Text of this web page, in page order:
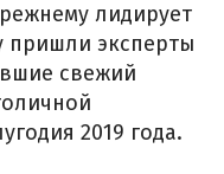
лидирует
пришли эксперты
свежий
2019 года.